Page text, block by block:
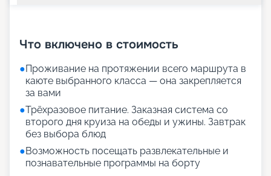
Что включено в стоимость
●Проживание на протяжении всего маршрута в
каюте выбранного класса — она закрепляется
за вами
●Трёхразовое питание. Заказная система со
второго дня круиза на обеды и ужины. Завтрак
без выбора блюд
●Возможность посещать развлекательные и
познавательные программы на борту